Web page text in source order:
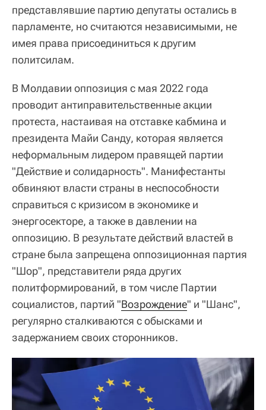
представлявшие партию депутаты остались в
парламенте, но считаются независимыми, не
имея права присоединиться к другим
политсилам.
В Молдавии оппозиция с мая 2022 года
проводит антиправительственные акции
протеста, настаивая на отставке кабмина и
президента Майи Санду, которая является
неформальным лидером правящей партии
"Действие и солидарность". Манифестанты
обвиняют власти страны в неспособности
справиться с кризисом в экономике и
энергосекторе, а также в давлении на
оппозицию. В результате действий властей в
стране была запрещена оппозиционная партия
"Шор", представители ряда других
политформирований, в том числе Партии
социалистов, партий "Возрождение" и "Шанс",
регулярно сталкиваются с обысками и
задержанием своих сторонников.